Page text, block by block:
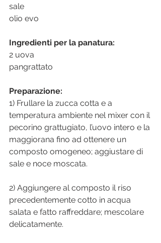
sale
olio evo
Ingredienti per la panatura:
2 uova
pangrattato
Preparazione:
1) Frullare la zucca cotta e a
temperatura ambiente nel mixer con il
pecorino grattugiato, l’uovo intero e la
maggiorana fino ad ottenere un
composto omogeneo; aggiustare di
sale e noce moscata.
2) Aggiungere al composto il riso
precedentemente cotto in acqua
salata e fatto raffreddare; mescolare
delicatamente.